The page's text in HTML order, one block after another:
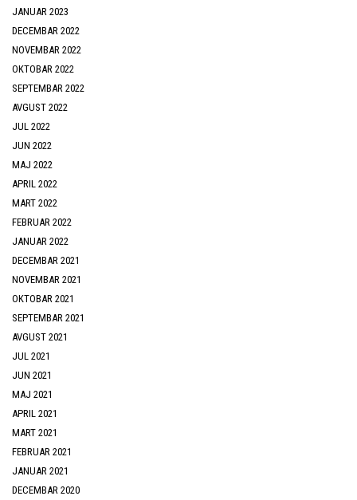
JANUAR 2023
DECEMBAR 2022
NOVEMBAR 2022
OKTOBAR 2022
SEPTEMBAR 2022
AVGUST 2022
JUL 2022
JUN 2022
MAJ 2022
APRIL 2022
MART 2022
FEBRUAR 2022
JANUAR 2022
DECEMBAR 2021
NOVEMBAR 2021
OKTOBAR 2021
SEPTEMBAR 2021
AVGUST 2021
JUL 2021
JUN 2021
MAJ 2021
APRIL 2021
MART 2021
FEBRUAR 2021
JANUAR 2021
DECEMBAR 2020